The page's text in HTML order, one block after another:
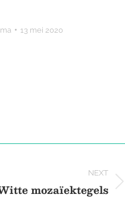
13 mei 2020
NEXT
mozaïektegels